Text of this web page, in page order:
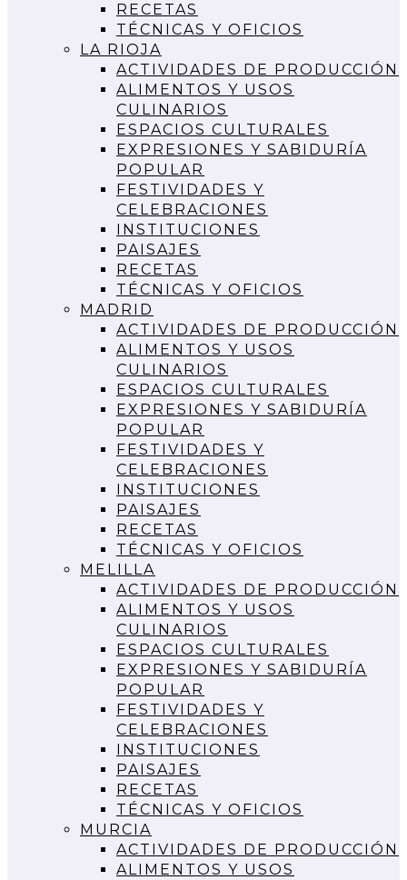
RECETAS
TÉCNICAS Y OFICIOS
LA RIOJA
ACTIVIDADES DE PRODUCCIÓN
ALIMENTOS Y USOS
CULINARIOS
ESPACIOS CULTURALES
EXPRESIONES Y SABIDURÍA
POPULAR
FESTIVIDADES Y
CELEBRACIONES
INSTITUCIONES
PAISAJES
RECETAS
TÉCNICAS Y OFICIOS
MADRID
ACTIVIDADES DE PRODUCCIÓN
ALIMENTOS Y USOS
CULINARIOS
ESPACIOS CULTURALES
EXPRESIONES Y SABIDURÍA
POPULAR
FESTIVIDADES Y
CELEBRACIONES
INSTITUCIONES
PAISAJES
RECETAS
TÉCNICAS Y OFICIOS
MELILLA
ACTIVIDADES DE PRODUCCIÓN
ALIMENTOS Y USOS
CULINARIOS
ESPACIOS CULTURALES
EXPRESIONES Y SABIDURÍA
POPULAR
FESTIVIDADES Y
CELEBRACIONES
INSTITUCIONES
PAISAJES
RECETAS
TÉCNICAS Y OFICIOS
MURCIA
ACTIVIDADES DE PRODUCCIÓN
ALIMENTOS Y USOS